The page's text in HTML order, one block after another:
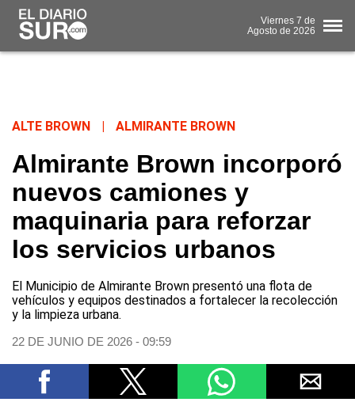
Viernes 7 de
Agosto de 2026
ALTE BROWN ALMIRANTE BROWN
Almirante Brown incorporó
nuevos camiones y
maquinaria para reforzar
los servicios urbanos
El Municipio de Almirante Brown presentó una flota de
vehículos y equipos destinados a fortalecer la recolección
y la limpieza urbana.
22 DE JUNIO DE 2026 - 09:59